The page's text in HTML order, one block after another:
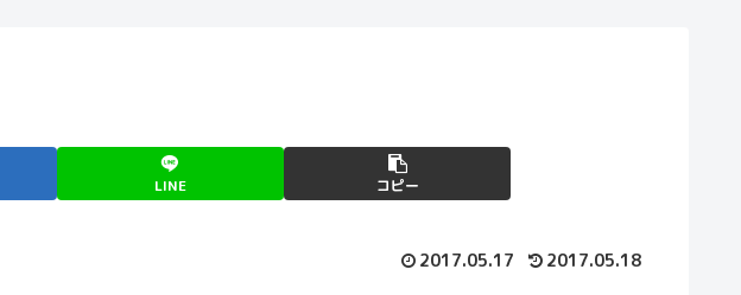
LINE コピー
2017.05.17 2017.05.18